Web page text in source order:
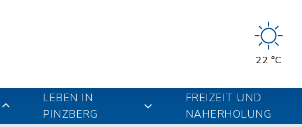
22 °C
LEBEN IN
PINZBERG
FREIZEIT UND
NAHERHOLUNG